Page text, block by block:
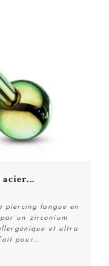
piercing langue en
un zirconium
et ultra
pour...